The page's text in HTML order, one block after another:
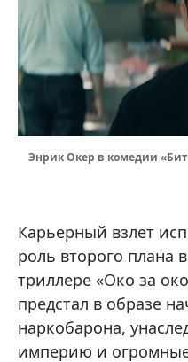
Энрик Окер в комедии
Карьерный взлет
роль второго плана
триллере «Око за
предстал в образе
наркобарона,
империю и